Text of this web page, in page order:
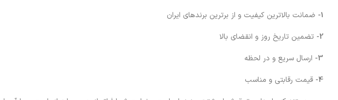
1- ضمانت بالاترین کیفیت و از برترین برندهای ایران
2- تضمین تاریخ روز و انقضای بالا
3- ارسال سریع و در لحظه
4- قیمت رقابتی و مناسب